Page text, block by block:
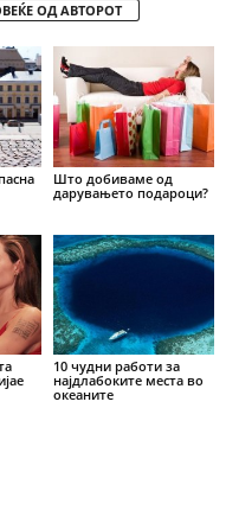
ОД АВТОРОТ
Што добиваме од
дарувањето подароци?
10 чудни работи за
најдлабоките места во
океаните